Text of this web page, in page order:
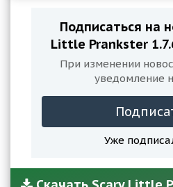
Подписаться на
Little Prankster
При изменении
уведомление
Уже